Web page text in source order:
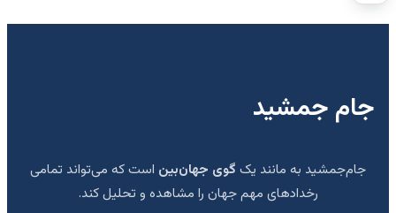
جام جمشید
جام‌جمشید به مانند یک گوی جهان‌بین است که می‌تواند تمامی
رخدادهای مهم جهان را مشاهده و تحلیل کند.